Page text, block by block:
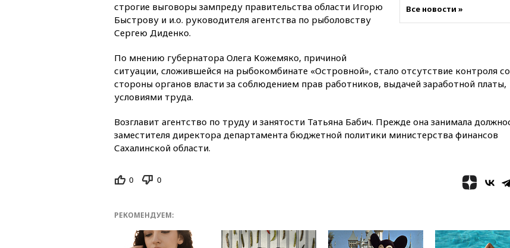
вчера, 22:55В Москве в
пятницу ожидаются ливни
вчера, 22:28
Отказаться от
российского гражданства
вчера, 22:20Путин назвал
гвардейскую десантно-
штурмовую дивизию
доклад о ситуации на
добропольском
РФ американский Human
Rights Foundation
Все новости »
строгие выговоры зампреду правительства области Игорю
Быстрову и и.о. руководителя агентства по рыболовству
Сергею Диденко.
По мнению губернатора Олега Кожемяко, причиной
ситуации, сложившейся на рыбокомбинате «Островной», стало отсутствие контроля со
стороны органов власти за соблюдением прав работников, выдачей заработной платы,
условиями труда.
Возглавит агентство по труду и занятости Татьяна Бабич. Прежде она занимала
заместителя директора департамента бюджетной политики министерства финансов
Сахалинской области.
0 0
РЕКОМЕНДУЕМ: